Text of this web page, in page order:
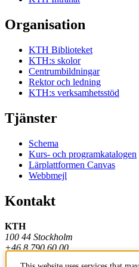
Organisation
KTH Biblioteket
KTH:s skolor
Centrumbildningar
Rektor och ledning
KTH:s verksamhetsstöd
Tjänster
Schema
Kurs- och programkatalogen
Lärplattformen Canvas
Webbmejl
Kontakt
KTH
100 44 Stockholm
+46 8 790 60 00